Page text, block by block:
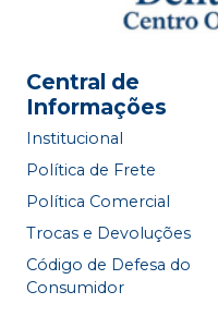
Central de
Informações
Institucional
Política de Frete
Política Comercial
Trocas e Devoluções
Código de Defesa do
Consumidor